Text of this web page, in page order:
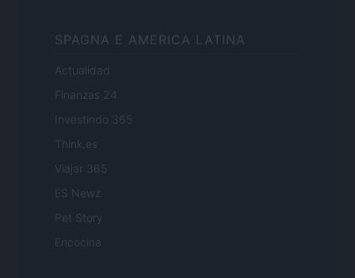
SPAGNA E AMERICA LATINA
Actualidad
Finanzas 24
Investindo 365
Think.es
Viajar 365
ES Newz
Pet Story
Encocina